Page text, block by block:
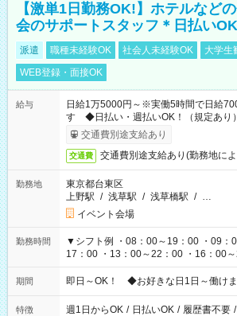
【激単1日勤務OK!】ホテルなど
会のサポートスタッフ＊日払いOK
派遣 職種未経験OK 社会人未経験OK 大学生
WEB登録・面接OK
給与
日給1万5000円～※実働5時間で日給
す ◆日払い・週払いOK！（規定あり
も異なります
交通費別途支給あり
交通費 交通費別途支給あり(勤務地に
勤務地
東京都台東区
上野駅 / 浅草駅 / 浅草橋駅 / …
イベント会場
勤務時間
▼シフト例 ・08：00～19：00 ・09：
17：00 ・13：00～22：00 ・16：00～21：00 など
仕事により勤務時間が異なります
期間 即日～OK！ ◆お好きな日1日～働け
特徴 週1日からOK / 日払いOK / 履歴書不要 /